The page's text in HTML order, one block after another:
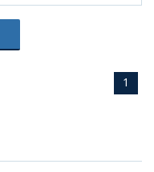
1